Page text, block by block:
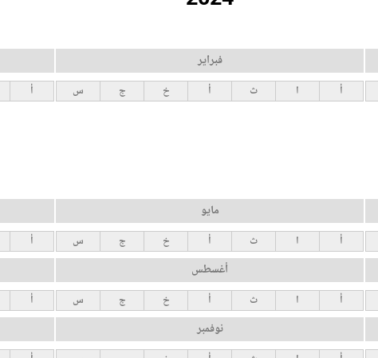
فبراير
أ ا ث أ خ ج س أ
مايو
أ ا ث أ خ ج س أ
أغسطس
أ ا ث أ خ ج س أ
نوفمبر